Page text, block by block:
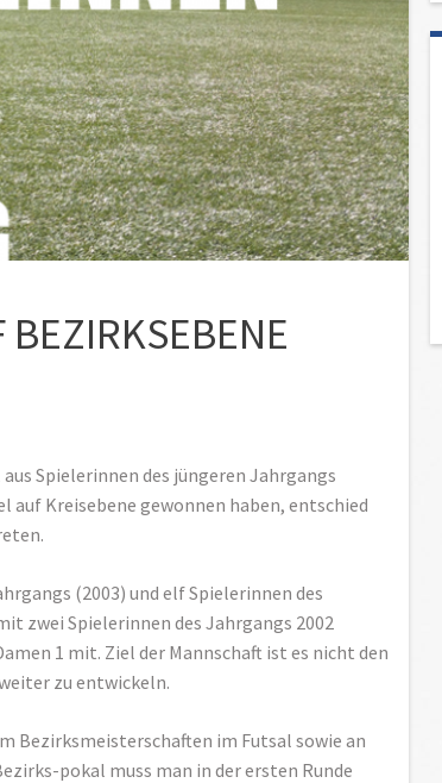
Spielerinnen des jüngeren Jahrgangs
Kreisebene gewonnen haben, entschied
(2003) und elf Spielerinnen des
zwei Spielerinnen des Jahrgangs 2002
1 mit. Ziel der Mannschaft ist es nicht den
zu entwickeln.
Bezirksmeisterschaften im Futsal sowie an
pokal muss man in der ersten Runde